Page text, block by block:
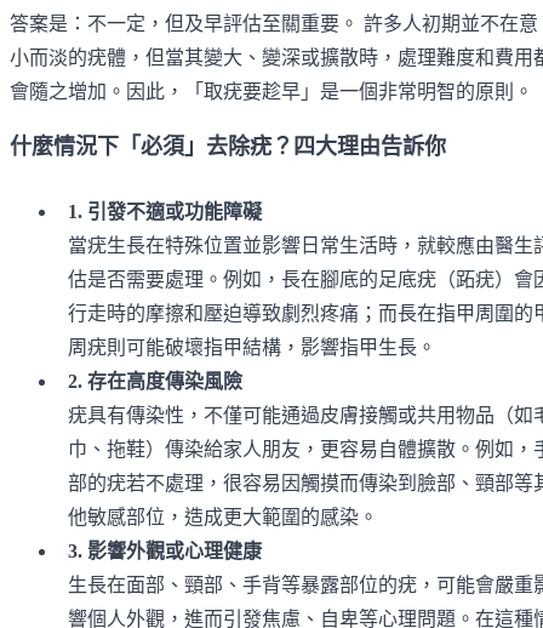
答案是：不一定，但及早評估至關重要。 許多人初期並不在意
小而淡的疣體，但當其變大、變深或擴散時，處理難度和費用
會隨之增加。因此，「取疣要趁早」是一個非常明智的原則。
什麼情況下「必須」去除疣？四大理由告訴你
1. 引發不適或功能障礙
當疣生長在特殊位置並影響日常生活時，就較應由醫生
估是否需要處理。例如，長在腳底的足底疣（跖疣）會
行走時的摩擦和壓迫導致劇烈疼痛；而長在指甲周圍的
周疣則可能破壞指甲結構，影響指甲生長。
2. 存在高度傳染風險
疣具有傳染性，不僅可能通過皮膚接觸或共用物品（如
巾、拖鞋）傳染給家人朋友，更容易自體擴散。例如，
部的疣若不處理，很容易因觸摸而傳染到臉部、頸部等
他敏感部位，造成更大範圍的感染。
3. 影響外觀或心理健康
生長在面部、頸部、手背等暴露部位的疣，可能會嚴重
響個人外觀，進而引發焦慮、自卑等心理問題。在這種